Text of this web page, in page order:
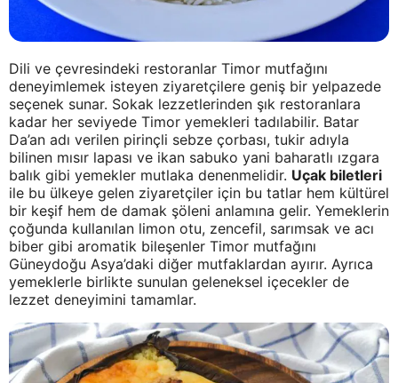
Dili ve çevresindeki restoranlar Timor mutfağını
deneyimlemek isteyen ziyaretçilere geniş bir yelpazede
seçenek sunar. Sokak lezzetlerinden şık restoranlara
kadar her seviyede Timor yemekleri tadılabilir. Batar
Da’an adı verilen pirinçli sebze çorbası, tukir adıyla
bilinen mısır lapası ve ikan sabuko yani baharatlı ızgara
balık gibi yemekler mutlaka denenmelidir. Uçak biletleri
ile bu ülkeye gelen ziyaretçiler için bu tatlar hem kültürel
bir keşif hem de damak şöleni anlamına gelir. Yemeklerin
çoğunda kullanılan limon otu, zencefil, sarımsak ve acı
biber gibi aromatik bileşenler Timor mutfağını
Güneydoğu Asya’daki diğer mutfaklardan ayırır. Ayrıca
yemeklerle birlikte sunulan geleneksel içecekler de
lezzet deneyimini tamamlar.